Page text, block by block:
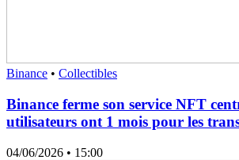
Binance • Collectibles
Binance ferme son service NFT
utilisateurs ont 1 mois pour les
04/06/2026 • 15:00